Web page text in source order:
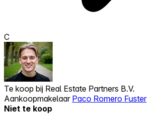
C
Te koop bij Real Estate Partners B.V.
Aankoopmakelaar Paco Romero Fuster
Niet te koop